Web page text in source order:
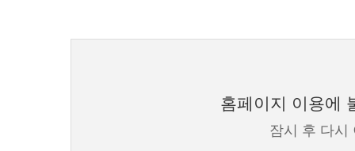
홈페이지 이용에
잠시 후 다시